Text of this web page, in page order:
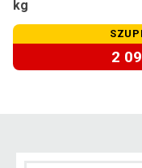
kg
2